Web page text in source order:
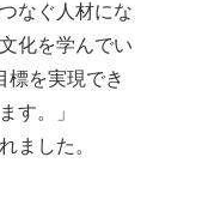
なぐ人材にな
化を学んでい
標を実現でき
す。」
ました。